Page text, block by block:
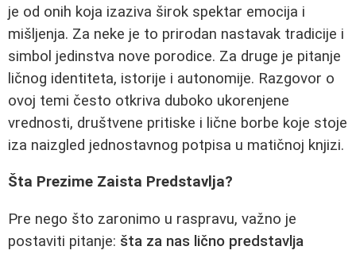
je od onih koja izaziva širok spektar emocija i
mišljenja. Za neke je to prirodan nastavak tradicije i
simbol jedinstva nove porodice. Za druge je pitanje
ličnog identiteta, istorije i autonomije. Razgovor o
ovoj temi često otkriva duboko ukorenjene
vrednosti, društvene pritiske i lične borbe koje stoje
iza naizgled jednostavnog potpisa u matičnoj knjizi.
Šta Prezime Zaista Predstavlja?
Pre nego što zaronimo u raspravu, važno je
postaviti pitanje: šta za nas lično predstavlja